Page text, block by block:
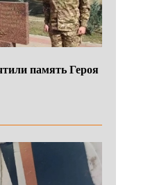
память Героя